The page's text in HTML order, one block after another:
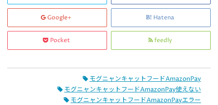
Google+ Hatena
Pocket feedly
モグニャンキャットフードAmazonPay
モグニャンキャットフードAmazonPay使えない
モグニャンキャットフードAmazonPayエラー